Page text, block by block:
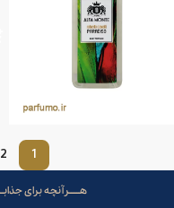
1
2
هــــــرآنچه برای